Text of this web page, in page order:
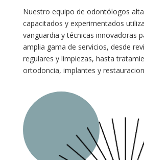
Nuestro equipo de odontólogos
capacitados y experimentados
vanguardia y técnicas innovadoras
amplia gama de servicios, desde
regulares y limpiezas, hasta
ortodoncia, implantes y